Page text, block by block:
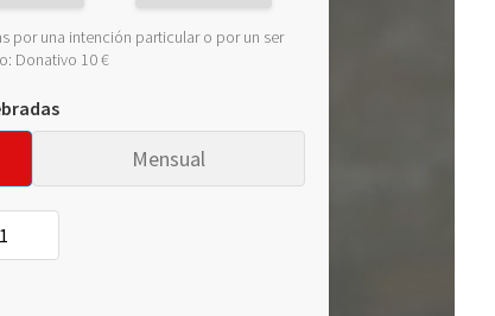
por una intención particular o por un ser
Donativo 10 €
Mensual